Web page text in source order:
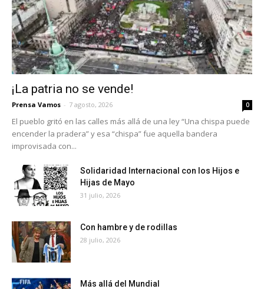
¡La patria no se vende!
Prensa Vamos - 7 agosto, 2026 0
El pueblo gritó en las calles más allá de una ley “Una chispa puede
encender la pradera” y esa “chispa” fue aquella bandera
improvisada con...
Solidaridad Internacional con los Hijos e
Hijas de Mayo
31 julio, 2026
Con hambre y de rodillas
28 julio, 2026
Más allá del Mundial